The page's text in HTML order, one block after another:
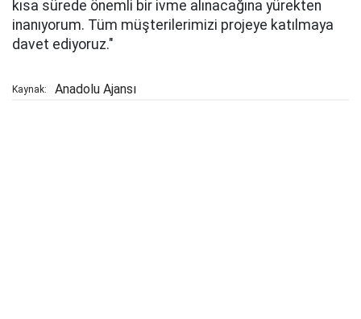
kısa sürede önemli bir ivme alınacağına yürekten
inanıyorum. Tüm müşterilerimizi projeye katılmaya
davet ediyoruz."
Kaynak: Anadolu Ajansı